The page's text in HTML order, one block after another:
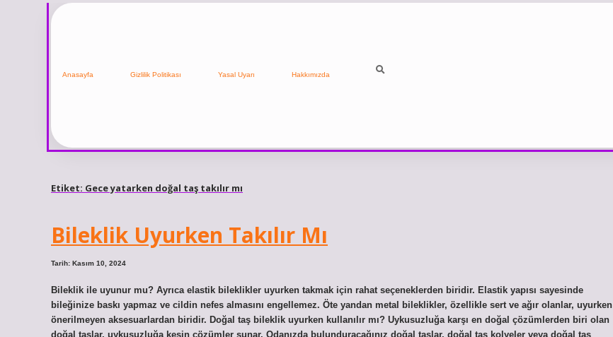
Anasayfa Gizlilik Politikası Yasal Uyarı Hakkımızda
Etiket: Gece yatarken doğal taş takılır mı
Bileklik Uyurken Takılır Mı
Tarih: Kasım 10, 2024
Bileklik ile uyunur mu? Ayrıca elastik bileklikler uyurken takmak için rahat seçeneklerden biridir. Elastik yapısı sayesinde
bileğinize baskı yapmaz ve cildin nefes almasını engellemez. Öte yandan metal bileklikler, özellikle sert ve ağır olanlar, uyurken
önerilmeyen aksesuarlardan biridir. Doğal taş bileklik uyurken kullanılır mı? Uykusuzluğa karşı en doğal çözümlerden biri olan
doğal taşlar, uykusuzluğa kesin çözümler sunar. Odanızda bulunduracağınız doğal taşlar, doğal taş kolyeler veya doğal taş